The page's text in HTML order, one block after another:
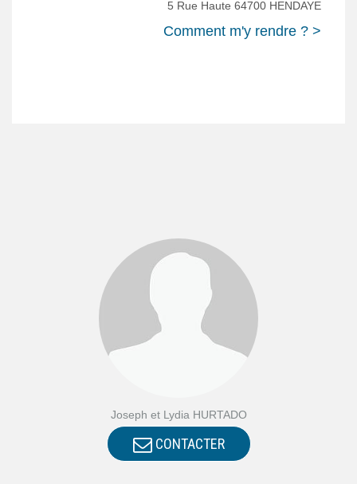
5 Rue Haute 64700 HENDAYE
Comment m'y rendre ? >
Joseph et Lydia HURTADO
CONTACTER